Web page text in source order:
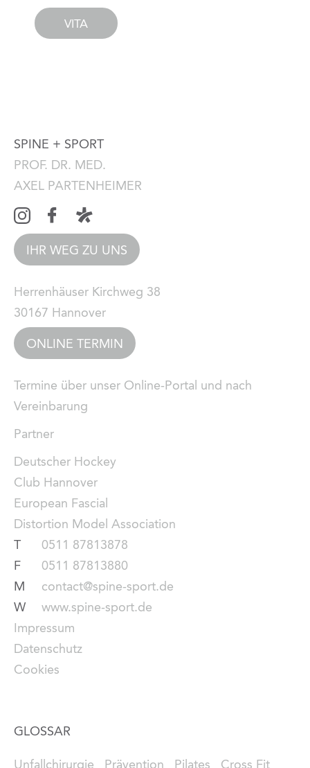
VITA
SPINE + SPORT
PROF. DR. MED.
AXEL PARTENHEIMER
IHR WEG ZU UNS
Herrenhäuser Kirchweg 38
30167 Hannover
ONLINE TERMIN
Termine über unser Online-Portal und nach
Vereinbarung
Partner
Deutscher Hockey
Club Hannover
European Fascial
Distortion Model Association
T
0511 87813878
F
0511 87813880
M
contact@spine-sport.de
W
www.spine-sport.de
Impressum
Datenschutz
Cookies
GLOSSAR
Unfallchirurgie Prävention Pilates Cross Fit